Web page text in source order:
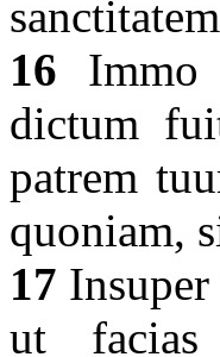
16 Immo
dictum
patrem
quoniam,
17
ut